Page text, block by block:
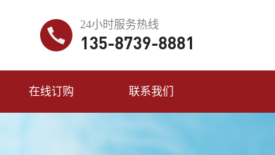
24小时服务热线
135-8739-8881
在线订购 联系我们